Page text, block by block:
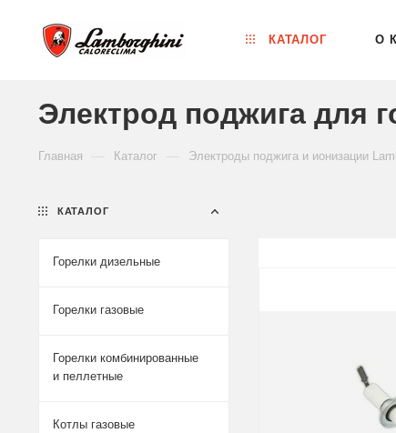
КАТАЛОГ О
Электрод поджига для
Главная Каталог Электроды поджига и ионизации
КАТАЛОГ
Горелки дизельные
Горелки газовые
Горелки комбинированные
и пеллетные
Котлы газовые